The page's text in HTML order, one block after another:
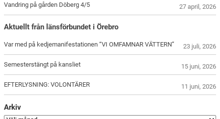
Vandring på gården Döberg 4/5 27 april, 2026
Aktuellt från länsförbundet i Örebro
Var med på kedjemanifestationen “VI OMFAMNAR VÄTTERN” 23 juli, 2026
Semesterstängt på kansliet 15 juni, 2026
EFTERLYSNING: VOLONTÄRER 11 juni, 2026
Arkiv